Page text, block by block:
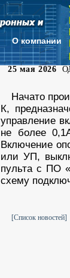
О компании
25 мая 2026
Начато
К,
управление
не более
Включение
или УП,
пульта с ПО
схему
[Список новостей]